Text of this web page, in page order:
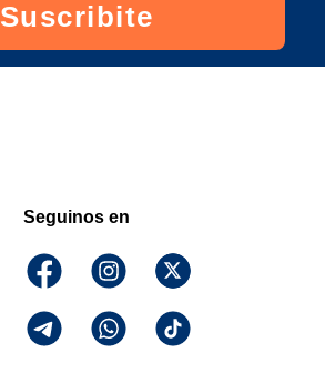
Suscribite
Seguinos en